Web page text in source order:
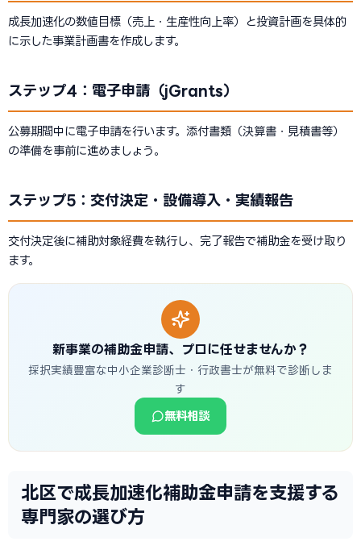
成長加速化の数値目標（売上・生産性向上率）と投資計画を具体的
に示した事業計画書を作成します。
ステップ4：電子申請（jGrants）
公募期間中に電子申請を行います。添付書類（決算書・見積書等）
の準備を事前に進めましょう。
ステップ5：交付決定・設備導入・実績報告
交付決定後に補助対象経費を執行し、完了報告で補助金を受け取り
ます。
新事業の補助金申請、プロに任せませんか？
採択実績豊富な中小企業診断士・行政書士が無料で診断しま
す
無料相談
北区で成長加速化補助金申請を支援する
専門家の選び方